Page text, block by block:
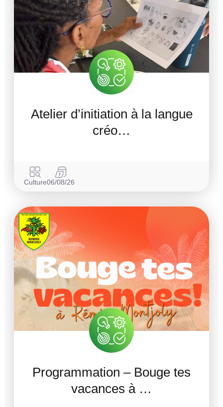
Atelier d’initiation à la langue
créo…
Culture06/08/26
Programmation – Bouge tes
vacances à …